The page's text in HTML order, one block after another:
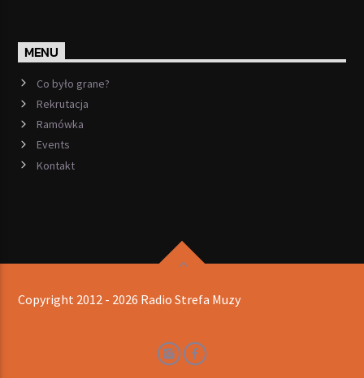
MENU
Co było grane?
Rekrutacja
Ramówka
Events
Kontakt
Copyright 2012 - 2026 Radio Strefa Muzy